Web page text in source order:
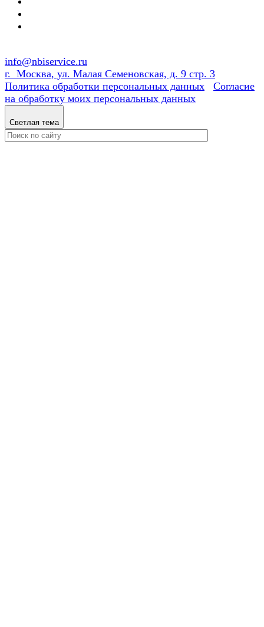
info@nbiservice.ru
г. Москва, ул. Малая Семеновская, д. 9 стр. 3
Политика обработки персональных данных
Согласие
на обработку моих персональных данных
Светлая тема